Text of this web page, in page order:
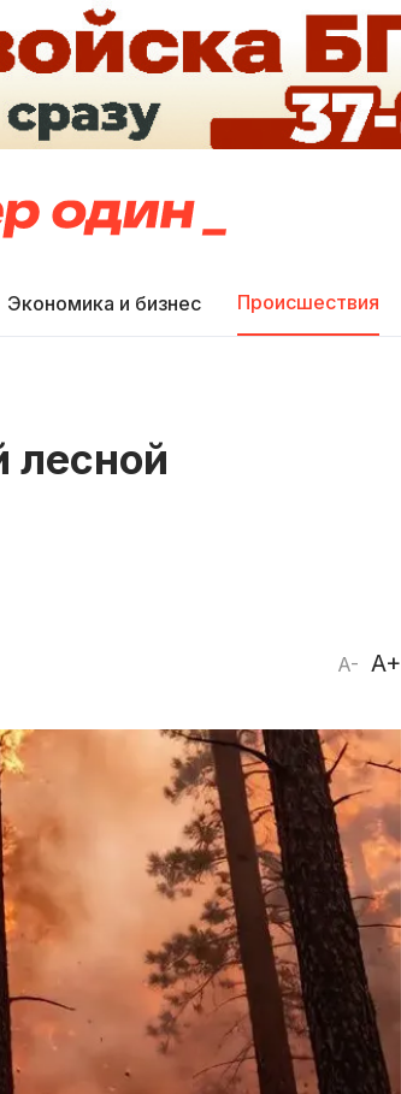
Экономика и бизнес Происшествия
лесной
A- A+